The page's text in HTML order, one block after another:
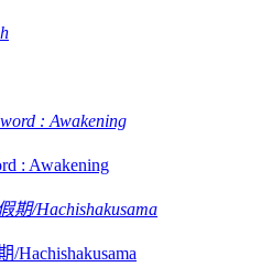
: Awakening
Hachishakusama